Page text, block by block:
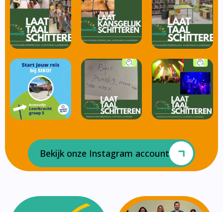
Bekijk onze Instagram account